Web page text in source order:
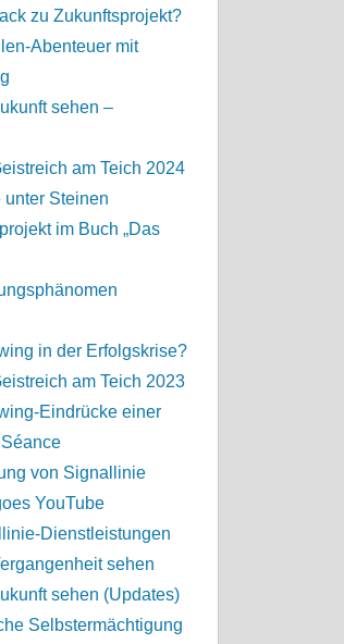
zu Zukunftsprojekt?
Abenteuer mit
sehen –
am Teich 2024
unter Steinen
im Buch „Das
in der Erfolgskrise?
am Teich 2023
Eindrücke einer
von Signallinie
YouTube
Dienstleistungen
sehen
sehen (Updates)
Selbstermächtigung